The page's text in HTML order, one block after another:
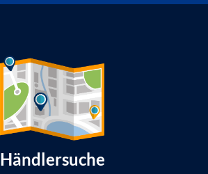
Händlersuche